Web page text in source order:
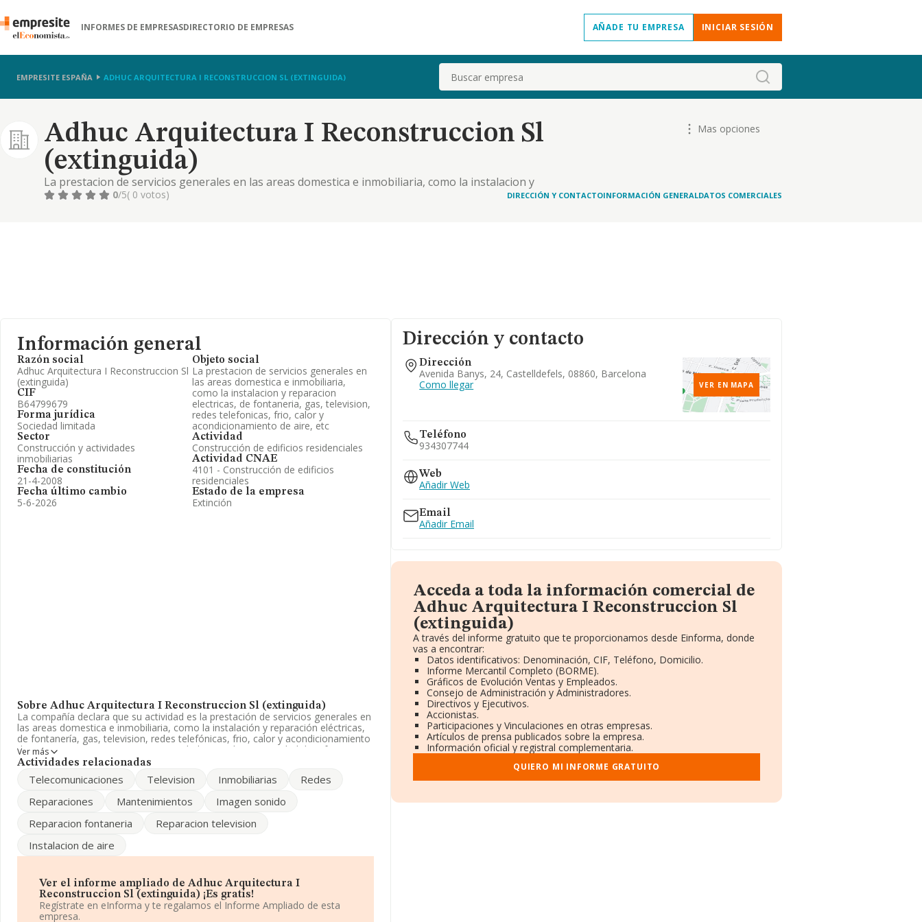
INFORMES DE EMPRESASDIRECTORIO DE EMPRESAS AÑADE TU EMPRESA INICIAR SESIÓN
EMPRESITE ESPAÑA ADHUC ARQUITECTURA I RECONSTRUCCION SL (EXTINGUIDA) Buscar
Adhuc Arquitectura I Reconstruccion Sl
(extinguida)
La prestacion de servicios generales en las areas domestica e inmobiliaria, como la instalacion y
reparacion electricas, de fontaneria, gas, television, redes telefonicas, frio, calor y acondicionamiento
Mas opciones
0/5( 0 votos) DIRECCIÓN Y CONTACTOINFORMACIÓN GENERALDATOS COMERCIALES
Información general
Razón social
Adhuc Arquitectura I Reconstruccion Sl
(extinguida)
CIF
B64799679
Forma jurídica
Sociedad limitada
Sector
Construcción y actividades
inmobiliarias
Fecha de constitución
21-4-2008
Fecha último cambio
5-6-2026
Objeto social
La prestacion de servicios generales en
las areas domestica e inmobiliaria,
como la instalacion y reparacion
electricas, de fontaneria, gas, television,
redes telefonicas, frio, calor y
acondicionamiento de aire, etc
Actividad
Construcción de edificios residenciales
Actividad CNAE
4101 - Construcción de edificios
residenciales
Estado de la empresa
Extinción
Sobre Adhuc Arquitectura I Reconstruccion Sl (extinguida)
La compañía declara que su actividad es la prestación de servicios generales en
las areas domestica e inmobiliaria, como la instalación y reparación eléctricas,
de fontanería, gas, television, redes telefónicas, frio, calor y acondicionamiento
de aire, etc. La empresa es una Sociedad Limitada. La actividad de referencia
CNAE corresponde a '%cnae%', cuyo Código es 4101. La compañía no tiene
(extinguida), con NIF B64799679, está situada en Avenida Banys núm. 24,
En relación con el sector y disponiendo de los datos de hasta 188.948
millones de euros y el promedio de la facturación de ventas entre todas las
compañías asciende a los 194 mil euros. Como información adicional de
interés, los empleados de media son 2; la antigüedad alcanza los 17 años desde
la constitución.
Ver más
Actividades relacionadas
Telecomunicaciones Television Inmobiliarias
Redes
Reparaciones
Mantenimientos
Imagen sonido
Reparacion fontaneria
Reparacion television
Instalacion de aire
Ver el informe ampliado de Adhuc Arquitectura I
Reconstruccion Sl (extinguida) ¡Es gratis!
Regístrate en eInforma y te regalamos el Informe Ampliado de esta
empresa.
Dirección y contacto
Dirección
Avenida Banys, 24, Castelldefels, 08860, Barcelona
Como llegar
VER EN MAPA
Teléfono
934307744
Web
Añadir Web
Email
Añadir Email
Acceda a toda la información comercial de
Adhuc Arquitectura I Reconstruccion Sl
(extinguida)
A través del informe gratuito que te proporcionamos desde Einforma, donde
vas a encontrar:
Datos identificativos: Denominación, CIF, Teléfono, Domicilio.
Informe Mercantil Completo (BORME).
Gráficos de Evolución Ventas y Empleados.
Consejo de Administración y Administradores.
Directivos y Ejecutivos.
Accionistas.
Participaciones y Vinculaciones en otras empresas.
Artículos de prensa publicados sobre la empresa.
Información oficial y registral complementaria.
QUIERO MI INFORME GRATUITO